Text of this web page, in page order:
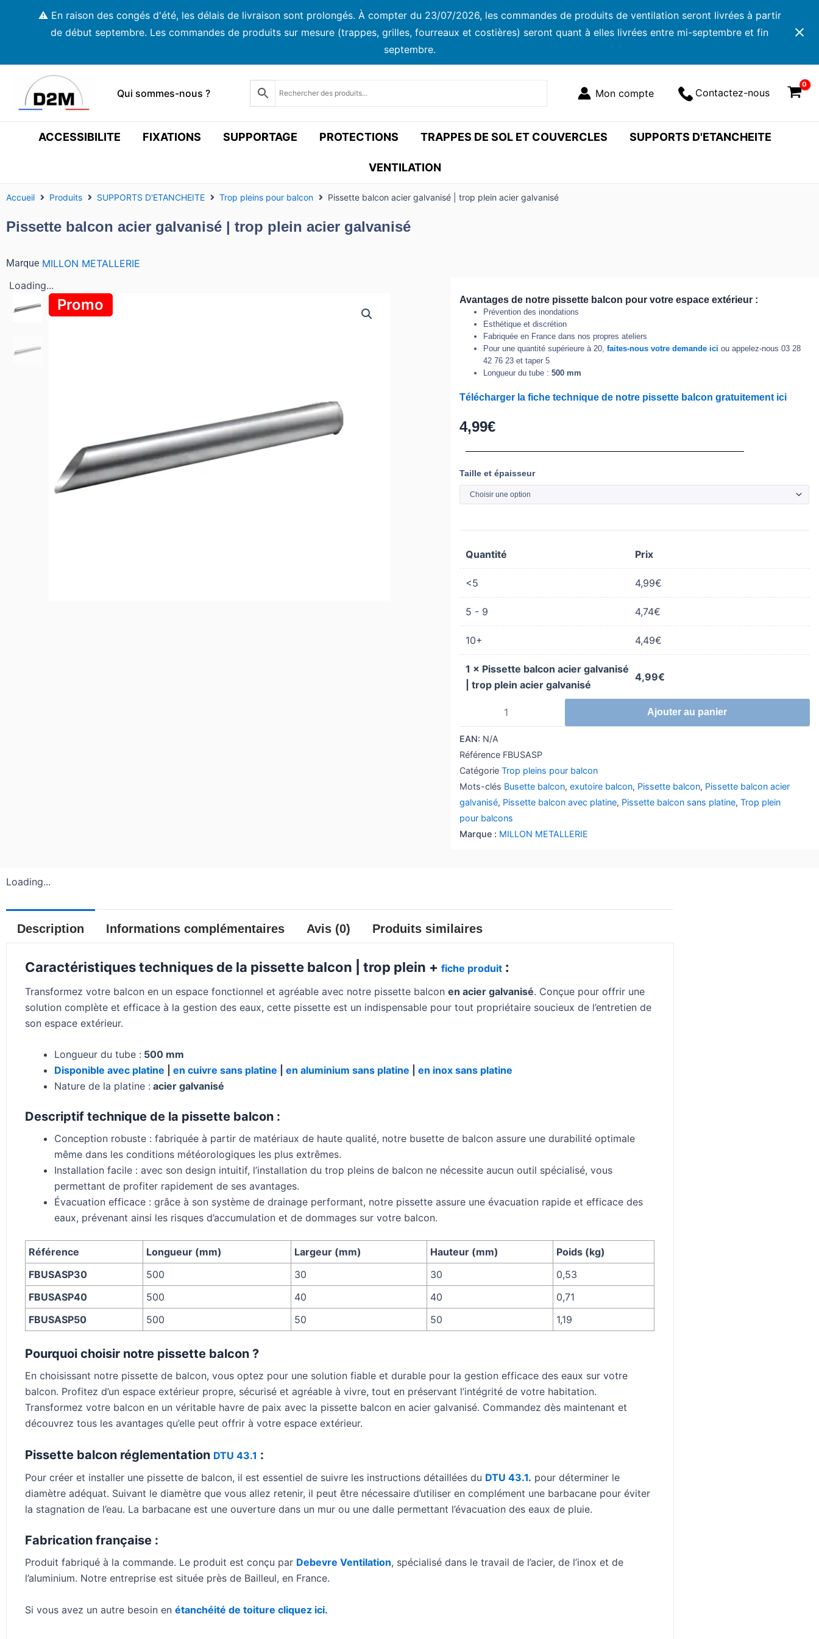
⚠️ En raison des congés d'été, les délais de livraison sont prolongés. À compter du 23/07/2026, les commandes de produits de ventilation seront livrées à partir
de début septembre. Les commandes de produits sur mesure (trappes, grilles, fourreaux et costières) seront quant à elles livrées entre mi-septembre et fin
septembre.
Qui sommes-nous ? Contactez-nous
ACCESSIBILITE FIXATIONS SUPPORTAGE PROTECTIONS TRAPPES DE SOL ET COUVERCLES SUPPORTS D'ETANCHEITE
VENTILATION
Accueil Produits SUPPORTS D'ETANCHEITE Trop pleins pour balcon Pissette balcon acier galvanisé | trop plein acier galvanisé
Pissette balcon acier galvanisé | trop plein acier galvanisé
Marque MILLON METALLERIE
Loading...
Promo
Promo Avantages de notre pissette balcon pour votre espace extérieur :
Prévention des inondations
Esthétique et discrétion
Fabriquée en France dans nos propres ateliers
Pour une quantité supérieure à 20,faites-nous votre demande ici ou appelez-nous 03 28
42 76 23 et taper 5
Longueur du tube : 500 mm
Télécharger la fiche technique de notre pissette balcon gratuitement ici
4,99€
Taille et épaisseur
Quantité Prix
<5 4,99€
5 - 9 4,74€
10+ 4,49€
1 × Pissette balcon acier galvanisé
| trop plein acier galvanisé
4,99€
quantité
de
Pissette
galvanisé
|
trop
plein
acier
Ajouter au panier
EAN: N/A
Référence FBUSASP
Catégorie Trop pleins pour balcon
Mots-clés Busette balcon,exutoire balcon, Pissette balcon, Pissette balcon acier
galvanisé, Pissette balcon avec platine, Pissette balcon sans platine,Trop plein
pour balcons
Marque : MILLON METALLERIE
Loading...
Description Informations complémentaires Avis (0) Produits similaires
Caractéristiques techniques de la pissette balcon | trop plein + fiche produit :
Transformez votre balcon en un espace fonctionnel et agréable avec notre pissette balcon en acier galvanisé. Conçue pour offrir une
solution complète et efficace à la gestion des eaux, cette pissette est un indispensable pour tout propriétaire soucieux de l’entretien de
son espace extérieur.
Longueur du tube : 500 mm
Disponible avec platine
en cuivre sans platine en aluminium sans platine
en inox sans platine
Nature de la platine : acier galvanisé
Descriptif technique de la pissette balcon :
Conception robuste : fabriquée à partir de matériaux de haute qualité, notre busette de balcon assure une durabilité optimale
même dans les conditions météorologiques les plus extrêmes.
Installation facile : avec son design intuitif, l’installation du trop pleins de balcon ne nécessite aucun outil spécialisé, vous
permettant de profiter rapidement de ses avantages.
Évacuation efficace : grâce à son système de drainage performant, notre pissette assure une évacuation rapide et efficace des
eaux, prévenant ainsi les risques d’accumulation et de dommages sur votre balcon.
Référence Longueur (mm) Largeur (mm) Hauteur (mm)
Poids (kg)
FBUSASP30
500 30 30
0,53
FBUSASP40
500 40 40
0,71
FBUSASP50
500 50 50 1,19
Pourquoi choisir notre pissette balcon ?
En choisissant notre pissette de balcon, vous optez pour une solution fiable et durable pour la gestion efficace des eaux sur votre
balcon. Profitez d’un espace extérieur propre, sécurisé et agréable à vivre, tout en préservant l’intégrité de votre habitation.
Transformez votre balcon en un véritable havre de paix avec la pissette balcon en acier galvanisé. Commandez dès maintenant et
découvrez tous les avantages qu’elle peut offrir à votre espace extérieur.
Pissette balcon réglementation DTU 43.1 :
Pour créer et installer une pissette de balcon, il est essentiel de suivre les instructions détaillées du DTU 43.1. pour déterminer le
diamètre adéquat. Suivant le diamètre que vous allez retenir, il peut être nécessaire d’utiliser en complément une barbacane pour éviter
la stagnation de l’eau. La barbacane est une ouverture dans un mur ou une dalle permettant l’évacuation des eaux de pluie.
Fabrication française :
Produit fabriqué à la commande. Le produit est conçu par Debevre Ventilation, spécialisé dans le travail de l’acier, de l’inox et de
l’aluminium. Notre entreprise est située près de Bailleul, en France.
Si vous avez un autre besoin en étanchéité de toiture cliquez ici.